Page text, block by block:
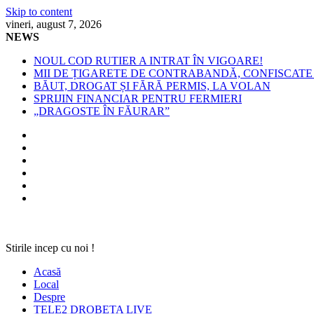
Skip to content
vineri, august 7, 2026
NEWS
NOUL COD RUTIER A INTRAT ÎN VIGOARE!
MII DE ȚIGARETE DE CONTRABANDĂ,
BĂUT, DROGAT ȘI FĂRĂ PERMIS, LA VOLAN
SPRIJIN FINANCIAR PENTRU FERMIERI
„DRAGOSTE ÎN FĂURAR”
Stirile incep cu noi !
Acasă
Local
Despre
TELE2 DROBETA LIVE